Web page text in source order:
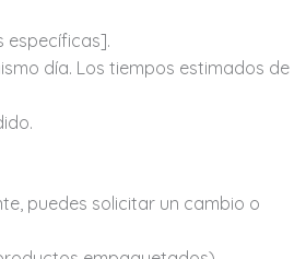
específicas].
día. Los tiempos estimados de
puedes solicitar un cambio o